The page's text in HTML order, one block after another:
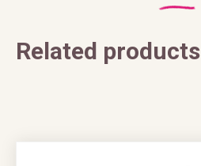
Related products